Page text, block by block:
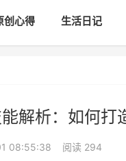
创心得 生活日记
解析：如何打
08:55:38 阅读 294